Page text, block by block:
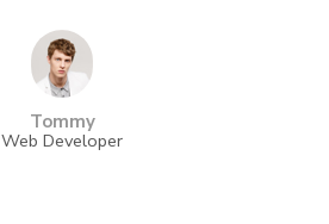
Tommy
Web Developer